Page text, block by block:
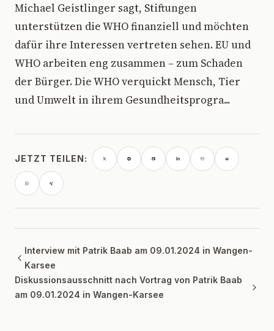
Michael Geistlinger sagt, Stiftungen
unterstützen die WHO finanziell und möchten
dafür ihre Interessen vertreten sehen. EU und
WHO arbeiten eng zusammen – zum Schaden
der Bürger. Die WHO verquickt Mensch, Tier
und Umwelt in ihrem Gesundheitsprogra...
JETZT TEILEN:
Interview mit Patrik Baab am 09.01.2024 in Wangen-
Karsee
Diskussionsausschnitt nach Vortrag von Patrik Baab
am 09.01.2024 in Wangen-Karsee